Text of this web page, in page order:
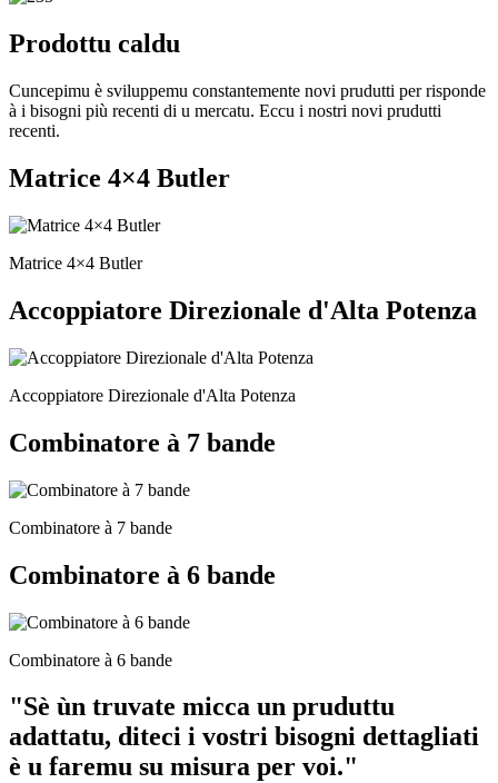
Prodottu caldu
Cuncepimu è sviluppemu constantemente novi prudutti per risponde
à i bisogni più recenti di u mercatu. Eccu i nostri novi prudutti
recenti.
Matrice 4×4 Butler
Matrice 4×4 Butler
Accoppiatore Direzionale d'Alta Potenza
Accoppiatore Direzionale d'Alta Potenza
Combinatore à 7 bande
Combinatore à 7 bande
Combinatore à 6 bande
Combinatore à 6 bande
"Sè ùn truvate micca un pruduttu
adattatu, diteci i vostri bisogni dettagliati
è u faremu su misura per voi."